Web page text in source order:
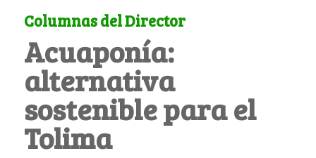
Columnas del Director
Acuaponía:
alternativa
sostenible para el
Tolima